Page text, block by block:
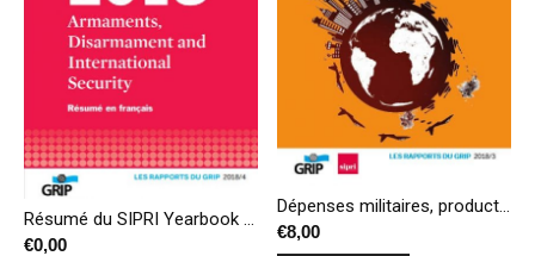
Résumé du SIPRI Yearbook 2018 – Armements, désarmement et sécurité internationale
€0,00
€8,00